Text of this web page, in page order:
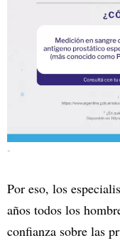
-
Por eso, los
años todos los
confianza sobre las